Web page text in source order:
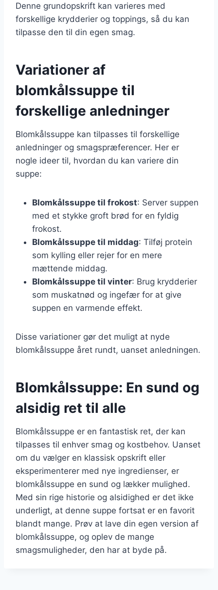
Denne grundopskrift kan varieres med
forskellige krydderier og toppings, så du kan
tilpasse den til din egen smag.
Variationer af
blomkålssuppe til
forskellige anledninger
Blomkålssuppe kan tilpasses til forskellige
anledninger og smagspræferencer. Her er
nogle ideer til, hvordan du kan variere din
suppe:
Blomkålssuppe til frokost: Server suppen
med et stykke groft brød for en fyldig
frokost.
Blomkålssuppe til middag: Tilføj protein
som kylling eller rejer for en mere
mættende middag.
Blomkålssuppe til vinter: Brug krydderier
som muskatnød og ingefær for at give
suppen en varmende effekt.
Disse variationer gør det muligt at nyde
blomkålssuppe året rundt, uanset anledningen.
Blomkålssuppe: En sund og
alsidig ret til alle
Blomkålssuppe er en fantastisk ret, der kan
tilpasses til enhver smag og kostbehov. Uanset
om du vælger en klassisk opskrift eller
eksperimenterer med nye ingredienser, er
blomkålssuppe en sund og lækker mulighed.
Med sin rige historie og alsidighed er det ikke
underligt, at denne suppe fortsat er en favorit
blandt mange. Prøv at lave din egen version af
blomkålssuppe, og oplev de mange
smagsmuligheder, den har at byde på.